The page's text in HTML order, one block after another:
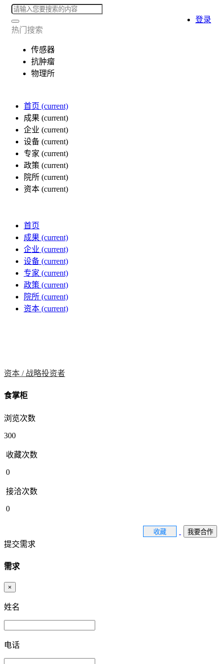
热门搜索
传感器
抗肿瘤
物理所
首页 (current)
成果 (current)
企业 (current)
设备 (current)
专家 (current)
政策 (current)
院所 (current)
资本 (current)
登录
首页
成果 (current)
企业 (current)
设备 (current)
专家 (current)
政策 (current)
院所 (current)
资本 (current)
资本 / 战略投资者
食掌柜
浏览次数
300
收藏次数
0
接洽次数
0
收藏 我要合作
提交需求
需求
×
姓名
电话